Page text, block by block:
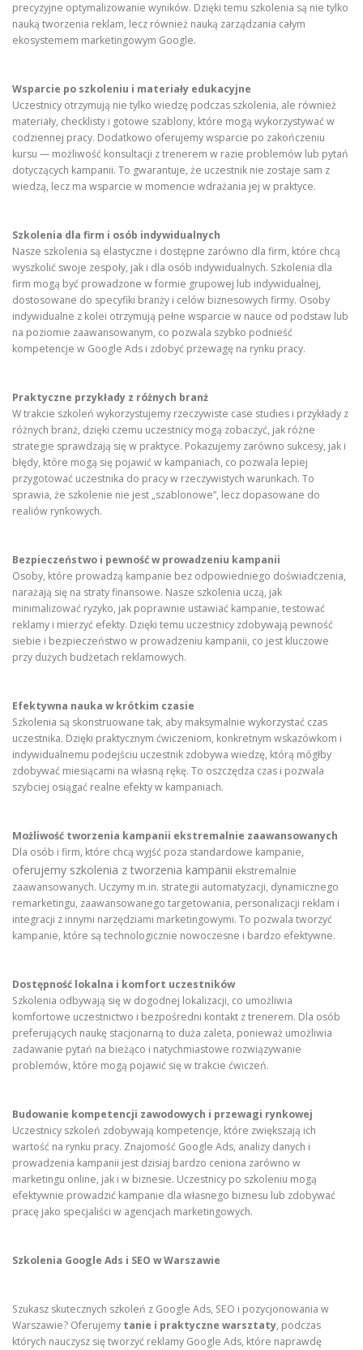
precyzyjne optymalizowanie wyników. Dzięki temu szkolenia są nie tylko
nauką tworzenia reklam, lecz również nauką zarządzania całym
ekosystemem marketingowym Google.
Wsparcie po szkoleniu i materiały edukacyjne
Uczestnicy otrzymują nie tylko wiedzę podczas szkolenia, ale również
materiały, checklisty i gotowe szablony, które mogą wykorzystywać w
codziennej pracy. Dodatkowo oferujemy wsparcie po zakończeniu
kursu — możliwość konsultacji z trenerem w razie problemów lub pytań
dotyczących kampanii. To gwarantuje, że uczestnik nie zostaje sam z
wiedzą, lecz ma wsparcie w momencie wdrażania jej w praktyce.
Szkolenia dla firm i osób indywidualnych
Nasze szkolenia są elastyczne i dostępne zarówno dla firm, które chcą
wyszkolić swoje zespoły, jak i dla osób indywidualnych. Szkolenia dla
firm mogą być prowadzone w formie grupowej lub indywidualnej,
dostosowane do specyfiki branży i celów biznesowych firmy. Osoby
indywidualne z kolei otrzymują pełne wsparcie w nauce od podstaw lub
na poziomie zaawansowanym, co pozwala szybko podnieść
kompetencje w Google Ads i zdobyć przewagę na rynku pracy.
Praktyczne przykłady z różnych branż
W trakcie szkoleń wykorzystujemy rzeczywiste case studies i przykłady z
różnych branż, dzięki czemu uczestnicy mogą zobaczyć, jak różne
strategie sprawdzają się w praktyce. Pokazujemy zarówno sukcesy, jak i
błędy, które mogą się pojawić w kampaniach, co pozwala lepiej
przygotować uczestnika do pracy w rzeczywistych warunkach. To
sprawia, że szkolenie nie jest „szablonowe”, lecz dopasowane do
realiów rynkowych.
Bezpieczeństwo i pewność w prowadzeniu kampanii
Osoby, które prowadzą kampanie bez odpowiedniego doświadczenia,
narażają się na straty finansowe. Nasze szkolenia uczą, jak
minimalizować ryzyko, jak poprawnie ustawiać kampanie, testować
reklamy i mierzyć efekty. Dzięki temu uczestnicy zdobywają pewność
siebie i bezpieczeństwo w prowadzeniu kampanii, co jest kluczowe
przy dużych budżetach reklamowych.
Efektywna nauka w krótkim czasie
Szkolenia są skonstruowane tak, aby maksymalnie wykorzystać czas
uczestnika. Dzięki praktycznym ćwiczeniom, konkretnym wskazówkom i
indywidualnemu podejściu uczestnik zdobywa wiedzę, którą mógłby
zdobywać miesiącami na własną rękę. To oszczędza czas i pozwala
szybciej osiągać realne efekty w kampaniach.
Możliwość tworzenia kampanii ekstremalnie zaawansowanych
Dla osób i firm, które chcą wyjść poza standardowe kampanie,
oferujemy szkolenia z tworzenia kampanii ekstremalnie
zaawansowanych. Uczymy m.in. strategii automatyzacji, dynamicznego
remarketingu, zaawansowanego targetowania, personalizacji reklam i
integracji z innymi narzędziami marketingowymi. To pozwala tworzyć
kampanie, które są technologicznie nowoczesne i bardzo efektywne.
Dostępność lokalna i komfort uczestników
Szkolenia odbywają się w dogodnej lokalizacji, co umożliwia
komfortowe uczestnictwo i bezpośredni kontakt z trenerem. Dla osób
preferujących naukę stacjonarną to duża zaleta, ponieważ umożliwia
zadawanie pytań na bieżąco i natychmiastowe rozwiązywanie
problemów, które mogą pojawić się w trakcie ćwiczeń.
Budowanie kompetencji zawodowych i przewagi rynkowej
Uczestnicy szkoleń zdobywają kompetencje, które zwiększają ich
wartość na rynku pracy. Znajomość Google Ads, analizy danych i
prowadzenia kampanii jest dzisiaj bardzo ceniona zarówno w
marketingu online, jak i w biznesie. Uczestnicy po szkoleniu mogą
efektywnie prowadzić kampanie dla własnego biznesu lub zdobywać
pracę jako specjaliści w agencjach marketingowych.
Szkolenia Google Ads i SEO w Warszawie
Szukasz skutecznych szkoleń z Google Ads, SEO i pozycjonowania w
Warszawie? Oferujemy tanie i praktyczne warsztaty, podczas
których nauczysz się tworzyć reklamy Google Ads, które naprawdę